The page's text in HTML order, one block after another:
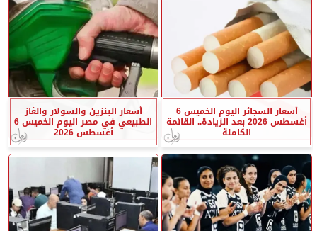
أسعار السجائر اليوم الخميس 6
أغسطس 2026 بعد الزيادة.. القائمة
الكاملة
أسعار البنزين والسولار والغاز
الطبيعي في مصر اليوم الخميس 6
أغسطس 2026